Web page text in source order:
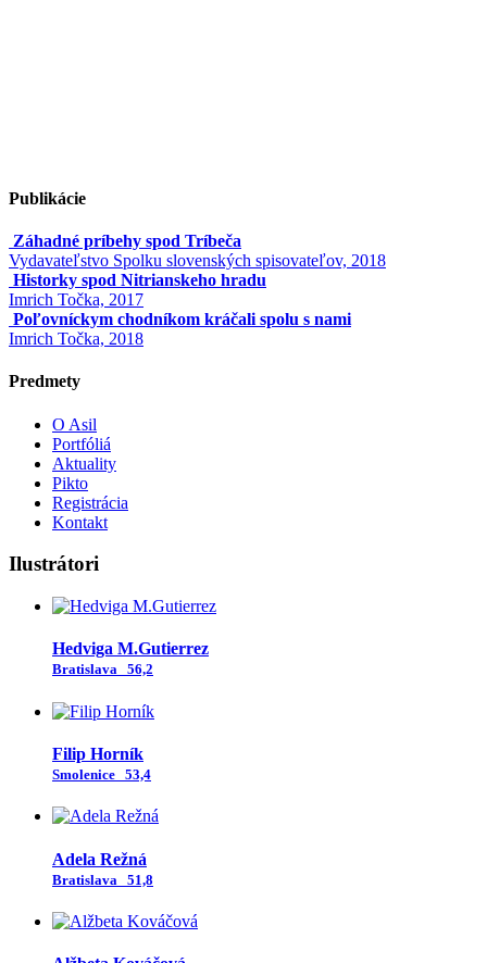
Publikácie
Záhadné príbehy spod Tríbeča
Vydavateľstvo Spolku slovenských spisovateľov, 2018
Historky spod Nitrianskeho hradu
Imrich Točka, 2017
Poľovníckym chodníkom kráčali spolu s nami
Imrich Točka, 2018
Predmety
O Asil
Portfóliá
Aktuality
Pikto
Registrácia
Kontakt
Ilustrátori
Hedviga M.Gutierrez
Bratislava 56,2
Filip Horník
Smolenice 53,4
Adela Režná
Bratislava 51,8